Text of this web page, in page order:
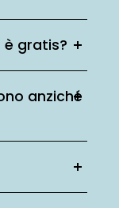
è gratis?
anziché